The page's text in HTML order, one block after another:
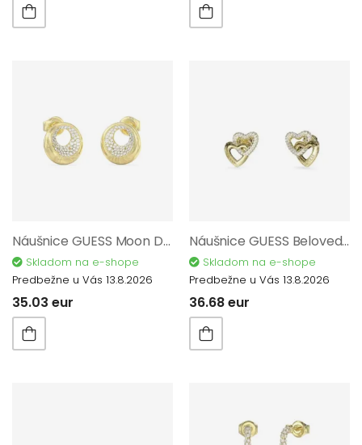
Náušnice GUESS Moon Drops JUBE06247JWYGT/U
Skladom na e-shope
Predbežne u Vás 13.8.2026
35.03 eur
Náušnice GUESS Beloved JUBE06015JWYGT/U
Skladom na e-shope
Predbežne u Vás 13.8.2026
36.68 eur